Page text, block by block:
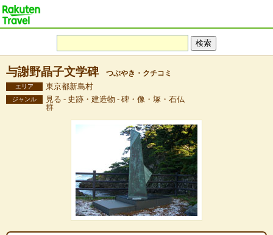
与謝野晶子文学碑 つぶやき・クチコミ
エリア 東京都新島村
ジャンル
見る - 史跡・建造物 - 碑・像・塚・石仏
群